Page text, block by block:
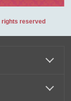
rights reserved